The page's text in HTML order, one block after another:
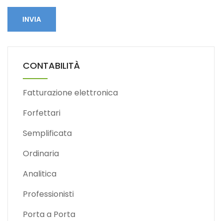
INVIA
CONTABILITÀ
Fatturazione elettronica
Forfettari
Semplificata
Ordinaria
Analitica
Professionisti
Porta a Porta